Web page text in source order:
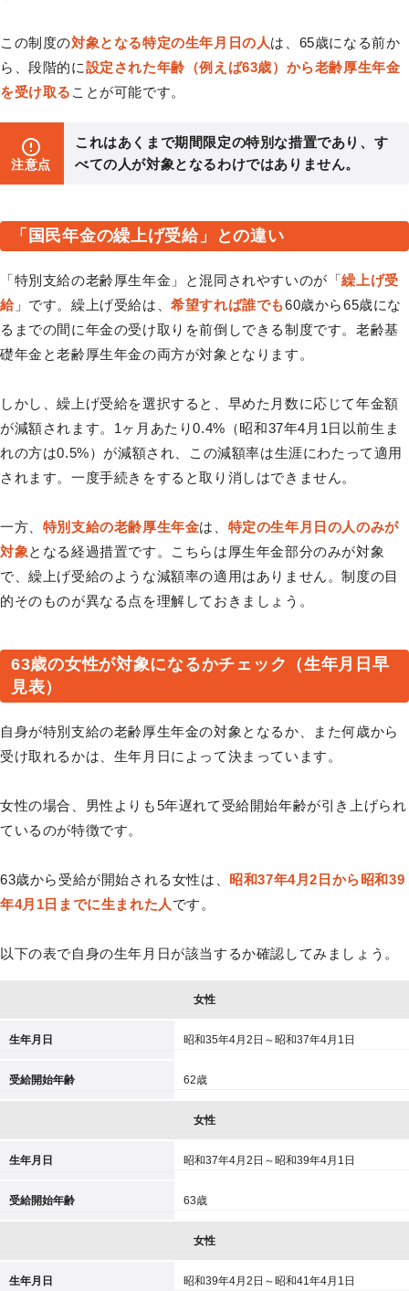
この制度の対象となる特定の生年月日の人は、65歳になる前か
ら、段階的に設定された年齢（例えば63歳）から老齢厚生年金
を受け取る ことが可能です。
注意点
これはあくまで期間限定の特別な措置であり、す
べての人が対象となるわけではありません。
「国民年金の繰上げ受給」との違い
「特別支給の老齢厚生年金」と混同されやすいのが「繰上げ受
給」です。繰上げ受給は、希望すれば誰でも60歳から65歳にな
るまでの間に年金の受け取りを前倒しできる制度です。老齢基
礎年金と老齢厚生年金の両方が対象となります。
しかし、繰上げ受給を選択すると、早めた月数に応じて年金額
が減額されます。1ヶ月あたり0.4%（昭和37年4月1日以前生ま
れの方は0.5%）が減額され、この減額率は生涯にわたって適用
されます。一度手続きをすると取り消しはできません。
一方、 特別支給の老齢厚生年金は、 特定の生年月日の人のみが
対象となる経過措置です。こちらは厚生年金部分のみが対象
で、繰上げ受給のような減額率の適用はありません。制度の目
的そのものが異なる点を理解しておきましょう。
63歳の女性が対象になるかチェック（生年月日早
見表）
自身が特別支給の老齢厚生年金の対象となるか、また何歳から
受け取れるかは、生年月日によって決まっています。
女性の場合、男性よりも5年遅れて受給開始年齢が引き上げられ
ているのが特徴です。
63歳から受給が開始される女性は、 昭和37年4月2日から昭和39
年4月1日までに生まれた人 です。
以下の表で自身の生年月日が該当するか確認してみましょう。
女性
生年月日 昭和35年4月2日～昭和37年4月1日
受給開始年齢 62歳
女性
生年月日 昭和37年4月2日～昭和39年4月1日
受給開始年齢 63歳
女性
生年月日 昭和39年4月2日～昭和41年4月1日